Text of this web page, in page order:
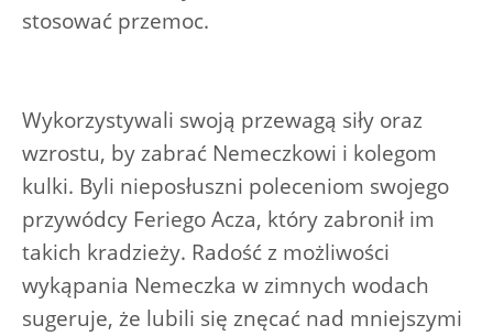
stosować przemoc.
Wykorzystywali swoją przewagą siły oraz
wzrostu, by zabrać Nemeczkowi i kolegom
kulki. Byli nieposłuszni poleceniom swojego
przywódcy Feriego Acza, który zabronił im
takich kradzieży. Radość z możliwości
wykąpania Nemeczka w zimnych wodach
sugeruje, że lubili się znęcać nad mniejszymi